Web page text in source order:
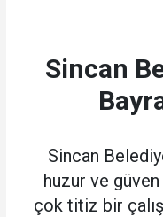
Sincan
Sincan
huzur ve
çok titiz bir